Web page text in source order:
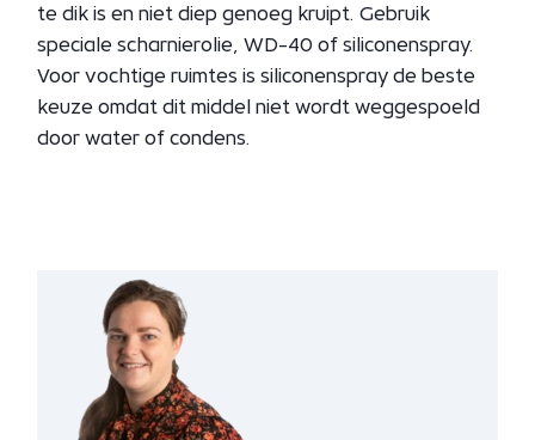
te dik is en niet diep genoeg kruipt. Gebruik
speciale scharnierolie, WD-40 of siliconenspray.
Voor vochtige ruimtes is siliconenspray de beste
keuze omdat dit middel niet wordt weggespoeld
door water of condens.